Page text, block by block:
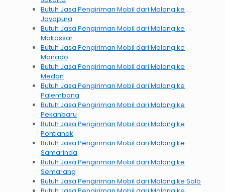
Butuh Jasa Pengiriman Mobil dari Malang ke
Jayapura
Butuh Jasa Pengiriman Mobil dari Malang ke
Makassar
Butuh Jasa Pengiriman Mobil dari Malang ke
Manado
Butuh Jasa Pengiriman Mobil dari Malang ke
Medan
Butuh Jasa Pengiriman Mobil dari Malang ke
Palembang
Butuh Jasa Pengiriman Mobil dari Malang ke
Pekanbaru
Butuh Jasa Pengiriman Mobil dari Malang ke
Pontianak
Butuh Jasa Pengiriman Mobil dari Malang ke
Samarinda
Butuh Jasa Pengiriman Mobil dari Malang ke
Semarang
Butuh Jasa Pengiriman Mobil dari Malang ke Solo